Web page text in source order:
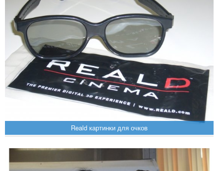
Reald картинки для очков